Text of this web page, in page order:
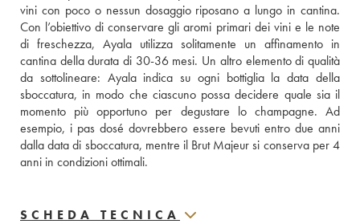
vini con poco o nessun dosaggio riposano a lungo in cantina.
Con l’obiettivo di conservare gli aromi primari dei vini e le note
di freschezza, Ayala utilizza solitamente un affinamento in
cantina della durata di 30-36 mesi. Un altro elemento di qualità
da sottolineare: Ayala indica su ogni bottiglia la data della
sboccatura, in modo che ciascuno possa decidere quale sia il
momento più opportuno per degustare lo champagne. Ad
esempio, i pas dosé dovrebbero essere bevuti entro due anni
dalla data di sboccatura, mentre il Brut Majeur si conserva per 4
anni in condizioni ottimali.
SCHEDA TECNICA